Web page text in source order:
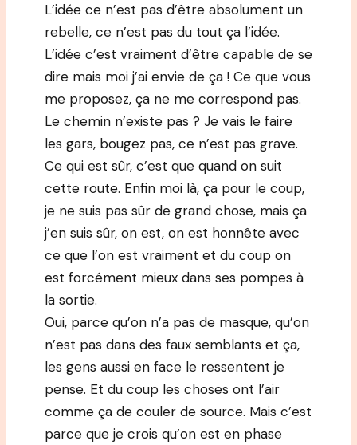
L’idée ce n’est pas d’être absolument un
rebelle, ce n’est pas du tout ça l’idée.
L’idée c’est vraiment d’être capable de se
dire mais moi j’ai envie de ça ! Ce que vous
me proposez, ça ne me correspond pas.
Le chemin n’existe pas ? Je vais le faire
les gars, bougez pas, ce n’est pas grave.
Ce qui est sûr, c’est que quand on suit
cette route. Enfin moi là, ça pour le coup,
je ne suis pas sûr de grand chose, mais ça
j’en suis sûr, on est, on est honnête avec
ce que l’on est vraiment et du coup on
est forcément mieux dans ses pompes à
la sortie.
Oui, parce qu’on n’a pas de masque, qu’on
n’est pas dans des faux semblants et ça,
les gens aussi en face le ressentent je
pense. Et du coup les choses ont l’air
comme ça de couler de source. Mais c’est
parce que je crois qu’on est en phase